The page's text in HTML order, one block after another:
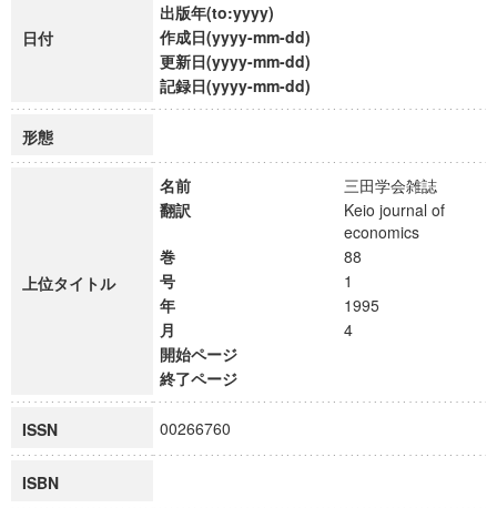
日付
出版年(to:yyyy)
作成日(yyyy-mm-dd)
更新日(yyyy-mm-dd)
記録日(yyyy-mm-dd)
形態
上位タイトル
名前
三田学会雑誌
翻訳
Keio journal of
economics
巻
88
号
1
年
1995
月
4
開始ページ
終了ページ
ISSN 00266760
ISBN